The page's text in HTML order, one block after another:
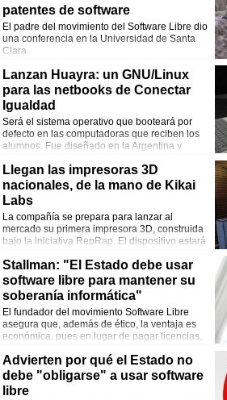
patentes de software
El padre del movimiento del Software Libre dio
una conferencia en la Universidad de Santa
Clara.
Lanzan Huayra: un GNU/Linux
para las netbooks de Conectar
Igualdad
Será el sistema operativo que booteará por
defecto en las computadoras que reciben los
alumnos. Fue diseñado en la Argentina y
será compatible con la próxima tanda de netbooks
digital.
Llegan las impresoras 3D
nacionales, de la mano de Kikai
Labs
La compañía se prepara para lanzar al
mercado su primera impresora 3D, construida
bajo la iniciativa RepRap. El dispositivo estará
profesionales del diseño y colegios industriales.
Stallman: "El Estado debe usar
software libre para mantener su
soberanía informática"
El fundador del movimiento Software Libre
asegura que, además de ético, la ventaja es
económica, pues en lugar de pagar licencias,
circulará dentro del país y no se dirigirá hacia
habló sobre Conectar Igualdad, redes sociales y
Advierten por qué el Estado no
debe "obligarse" a usar software
libre